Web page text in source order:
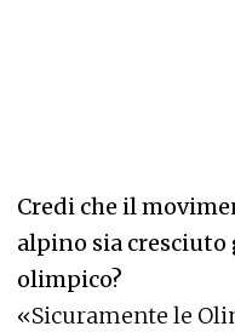
Credi che il
alpino sia cresciuto
olimpico?
«Sicuramente le